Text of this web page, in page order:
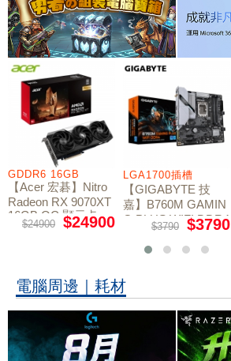
GDDR6 16GB
【Acer 宏碁】Nitro
Radeon RX 9070XT
16GB OC 顯示卡
$24900 $24900
LGA1700插槽
【GIGABYTE 技
嘉】B760M GAMIN
G PLUS WIFI DDR4
主機板$3790 $3790
電腦周邊｜耗材